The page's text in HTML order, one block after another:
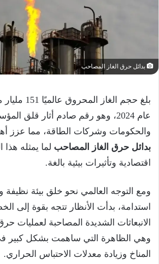
بدائل حرق الغاز المصاحب
بلغ حجم الغاز
عام 2024، وهو رقم صادم أثار قلق
والحكومات وشركات الطاقة، مما عزز
بدائل حرق الغاز المصاحب لما يمثله
اقتصادية وتأثيرات بيئية بالغة.
ومع التوجه العالمي نحو خلق بيئة نظيفة
استدامة، بدأت الأنظار تتجه بقوة إلى
الانبعاثات الشديدة المصاحبة لعمليات
وهي الظاهرة التي ساهمت بشكل كبير
المناخ وزيادة معدلات الاحتباس الحراري.